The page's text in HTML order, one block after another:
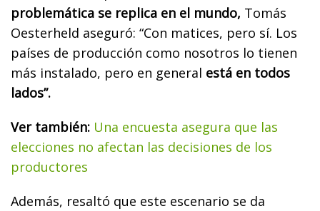
problemática se replica en el mundo, Tomás
Oesterheld aseguró: “Con matices, pero sí. Los
países de producción como nosotros lo tienen
más instalado, pero en general está en todos
lados”.
Ver también: Una encuesta asegura que las
elecciones no afectan las decisiones de los
productores
Además, resaltó que este escenario se da